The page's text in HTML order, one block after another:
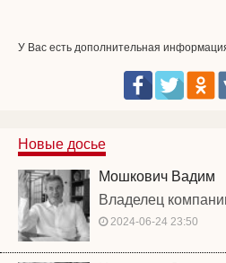
У Вас есть дополнительная
Новые досье
Мошкович Вадим
Владелец
2024-06-24 23:50